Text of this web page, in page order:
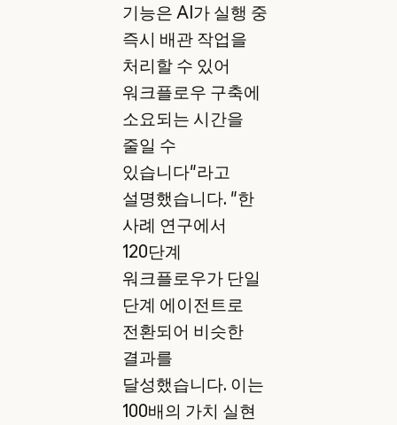
기능은 AI가 실행 중
즉시 배관 작업을
처리할 수 있어
워크플로우 구축에
소요되는 시간을
줄일 수
있습니다"라고
설명했습니다. "한
사례 연구에서
120단계
워크플로우가 단일
단계 에이전트로
전환되어 비슷한
결과를
달성했습니다. 이는
100배의 가치 실현